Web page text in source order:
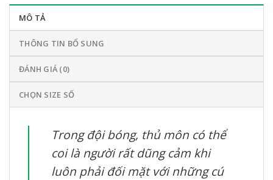
MÔ TẢ
THÔNG TIN BỔ SUNG
ĐÁNH GIÁ (0)
CHỌN SIZE SỐ
Trong đội bóng, thủ môn có thể
coi là người rất dũng cảm khi
luôn phải đối mặt với những cú